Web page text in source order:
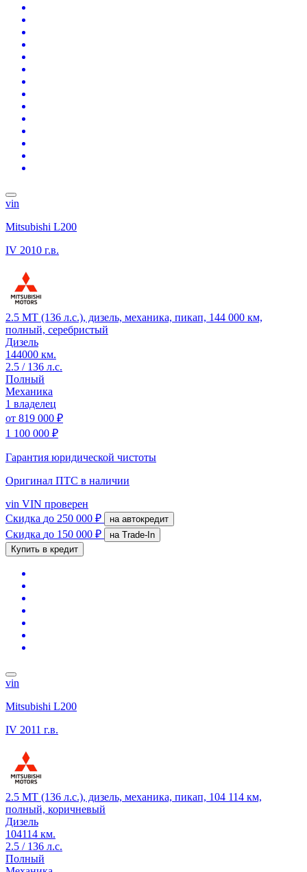
vin
Mitsubishi L200
IV 2010 г.в.
2.5 MT (136 л.с.), дизель, механика, пикап, 144 000 км,
полный, серебристый
Дизель
144000 км.
2.5 / 136 л.с.
Полный
Механика
1 владелец
от 819 000 ₽
1 100 000 ₽
Гарантия юридической чистоты
Оригинал ПТС в наличии
vin VIN проверен
Скидка до 250 000 ₽ на автокредит
Скидка до 150 000 ₽
на Trade-In
Купить в кредит
vin
Mitsubishi L200
IV 2011 г.в.
2.5 MT (136 л.с.), дизель, механика, пикап, 104 114 км,
полный, коричневый
Дизель
104114 км.
2.5 / 136 л.с.
Полный